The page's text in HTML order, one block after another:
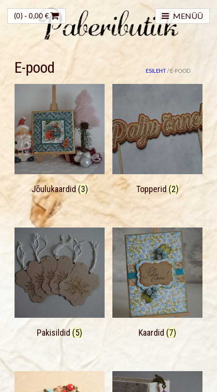
MENÜÜ
(0) - 0,00 €
ESILEHT/ E-POOD
E-pood
Jõulukaardid (3) Topperid (2)
Pakisildid (5) Kaardid (7)